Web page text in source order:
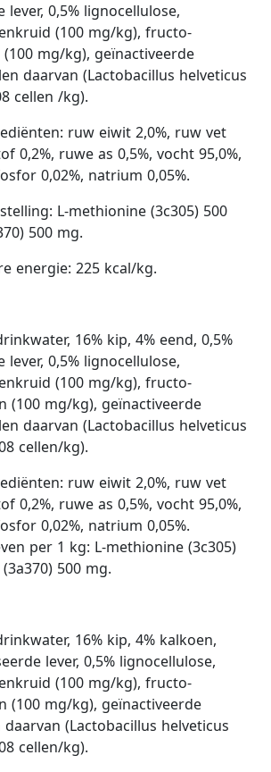
lever, 0,5% lignocellulose,
(100 mg/kg), fructo-
mg/kg), geïnactiveerde
daarvan (Lactobacillus helveticus
cellen /kg).
ruw eiwit 2,0%, ruw vet
0,2%, ruwe as 0,5%, vocht 95,0%,
0,02%, natrium 0,05%.
L-methionine (3c305) 500
500 mg.
energie: 225 kcal/kg.
16% kip, 4% eend, 0,5%
lever, 0,5% lignocellulose,
(100 mg/kg), fructo-
(100 mg/kg), geïnactiveerde
daarvan (Lactobacillus helveticus
cellen/kg).
ruw eiwit 2,0%, ruw vet
0,2%, ruwe as 0,5%, vocht 95,0%,
0,02%, natrium 0,05%.
per 1 kg: L-methionine (3c305)
500 mg.
16% kip, 4% kalkoen,
lever, 0,5% lignocellulose,
(100 mg/kg), fructo-
(100 mg/kg), geïnactiveerde
(Lactobacillus helveticus
cellen/kg).